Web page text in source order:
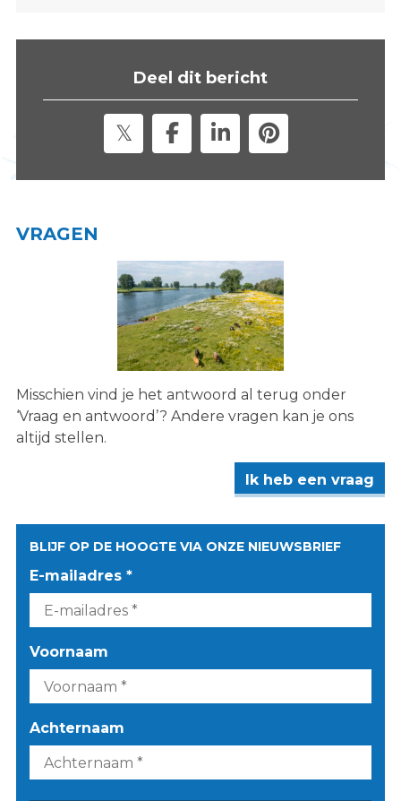
i
Deel dit bericht
VRAGEN
Misschien vind je het antwoord al terug onder
‘Vraag en antwoord’? Andere vragen kan je ons
altijd stellen.
Ik heb een vraag
BLIJF OP DE HOOGTE VIA ONZE NIEUWSBRIEF
E-mailadres *
Voornaam
Achternaam